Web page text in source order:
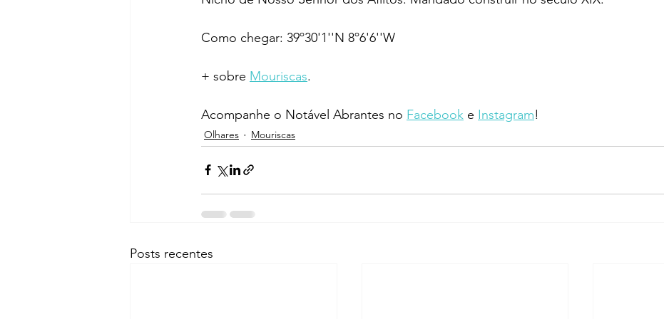
Como chegar: 39º30'1''N 8º6'6''W
+ sobre Mouriscas.
Acompanhe o Notável Abrantes no Facebook e Instagram!
Olhares Mouriscas
Posts recentes